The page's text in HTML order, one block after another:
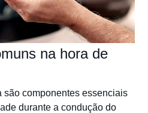
na hora de
são componentes essenciais
durante a condução do